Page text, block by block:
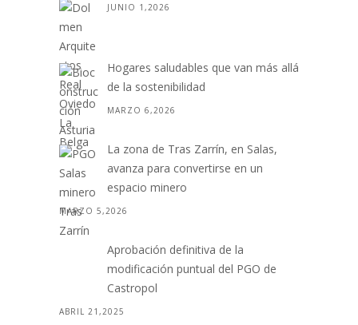
JUNIO 1,2026
Hogares saludables que van más allá
de la sostenibilidad
MARZO 6,2026
La zona de Tras Zarrín, en Salas,
avanza para convertirse en un
espacio minero
MARZO 5,2026
Aprobación definitiva de la
modificación puntual del PGO de
Castropol
ABRIL 21,2025